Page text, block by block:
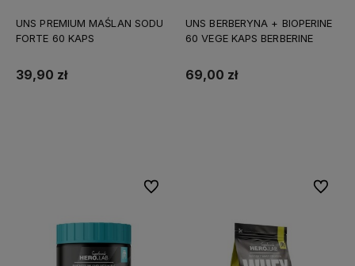
UNS PREMIUM MAŚLAN SODU
FORTE 60 KAPS
39,90 zł
UNS BERBERYNA + BIOPERINE
60 VEGE KAPS BERBERINE
69,00 zł
Do ulubionych Do